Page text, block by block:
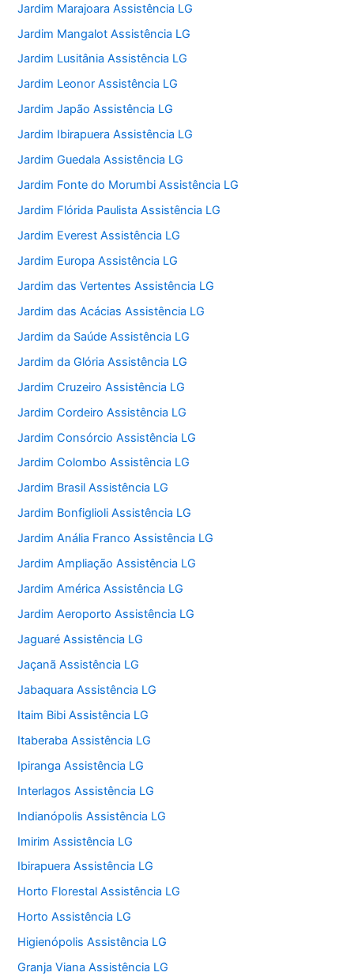
Jardim Marajoara Assistência LG
Jardim Mangalot Assistência LG
Jardim Lusitânia Assistência LG
Jardim Leonor Assistência LG
Jardim Japão Assistência LG
Jardim Ibirapuera Assistência LG
Jardim Guedala Assistência LG
Jardim Fonte do Morumbi Assistência LG
Jardim Flórida Paulista Assistência LG
Jardim Everest Assistência LG
Jardim Europa Assistência LG
Jardim das Vertentes Assistência LG
Jardim das Acácias Assistência LG
Jardim da Saúde Assistência LG
Jardim da Glória Assistência LG
Jardim Cruzeiro Assistência LG
Jardim Cordeiro Assistência LG
Jardim Consórcio Assistência LG
Jardim Colombo Assistência LG
Jardim Brasil Assistência LG
Jardim Bonfiglioli Assistência LG
Jardim Anália Franco Assistência LG
Jardim Ampliação Assistência LG
Jardim América Assistência LG
Jardim Aeroporto Assistência LG
Jaguaré Assistência LG
Jaçanã Assistência LG
Jabaquara Assistência LG
Itaim Bibi Assistência LG
Itaberaba Assistência LG
Ipiranga Assistência LG
Interlagos Assistência LG
Indianópolis Assistência LG
Imirim Assistência LG
Ibirapuera Assistência LG
Horto Florestal Assistência LG
Horto Assistência LG
Higienópolis Assistência LG
Granja Viana Assistência LG